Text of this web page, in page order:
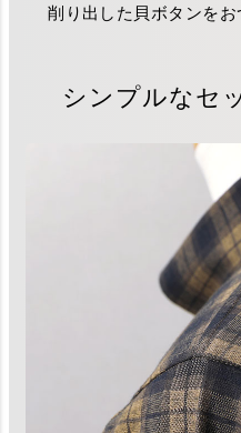
削り出した貝ボタンをお
シンプルなセ